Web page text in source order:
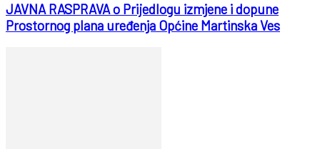
JAVNA RASPRAVA o Prijedlogu izmjene i dopune
Prostornog plana uređenja Općine Martinska Ves